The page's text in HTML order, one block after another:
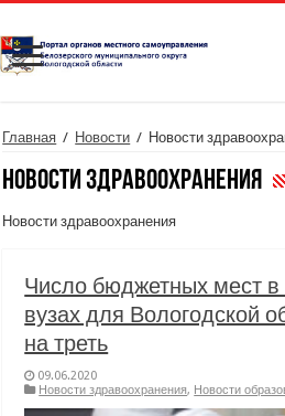
Главная / Новости / Новости
Новости здравоохранения
Новости здравоохранения
Число бюджетных мест в
вузах для Вологодской
на треть
09.06.2020
Новости здравоохранения, Новости